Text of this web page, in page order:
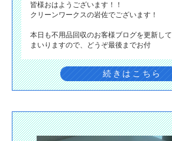
皆様おはようございます！！
クリーンワークスの岩佐でございます！
本日も不用品回収のお客様ブログを更新して
まいりますので、どうぞ最後までお付
続きはこちら